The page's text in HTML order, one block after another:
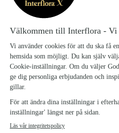
Smidigt och enkelt. Blomster
att de inte hade alla blommor
11/04/2026
★ ★ ★ ★ ★
Blommorna levererades i rimlig
mottagaren blev glad.